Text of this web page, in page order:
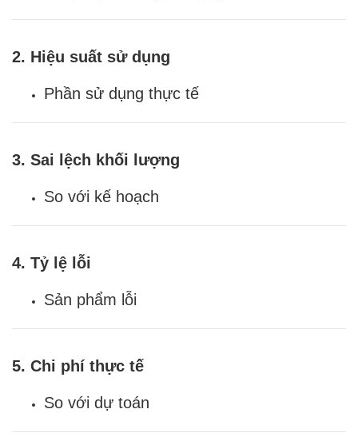
2. Hiệu suất sử dụng
Phần sử dụng thực tế
3. Sai lệch khối lượng
So với kế hoạch
4. Tỷ lệ lỗi
Sản phẩm lỗi
5. Chi phí thực tế
So với dự toán